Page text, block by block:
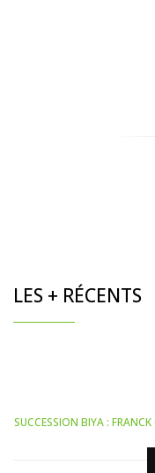
LES + RÉCENTS
SUCCESSION BIYA :